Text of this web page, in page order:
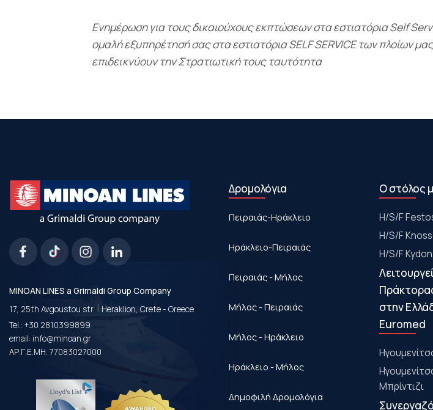
Ενημέρωση για τους δικαιούχους εκπτώσεων στα εστιατόρια Self
ομαλή εξυπηρέτησή σας στα εστιατόρια SELF SERVICE των πλοίων
επιδεικνύουν την Στρατιωτική τους ταυτότητα
MINOAN LINES a Grimaldi Group Company
17, 25th Avgoustou str. | Heraklion, Crete - Greece
Tel.: +30 2810399899
email: info@minoan.gr
ΑΡ.Γ.Ε.ΜΗ. 77083027000
Δρομολόγια
Πειραιάς-Ηράκλειο
Ηράκλειο-Πειραιάς
Πειραιάς - Μήλος
Μήλος - Πειραιάς
Μήλος - Ηράκλειο
Ηράκλειο - Μήλος
Δημοφιλή Δρομολόγια
Ο στόλος
Η/S/F
H/S/F
H/S/F
στην
Euromed
Μπρίντιζι